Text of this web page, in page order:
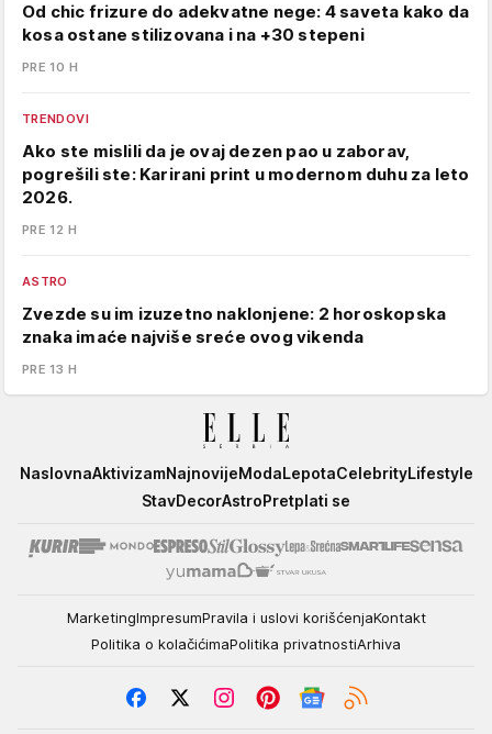
Od chic frizure do adekvatne nege: 4 saveta kako da
kosa ostane stilizovana i na +30 stepeni
PRE 10 H
TRENDOVI
Ako ste mislili da je ovaj dezen pao u zaborav,
pogrešili ste: Karirani print u modernom duhu za leto
2026.
PRE 12 H
ASTRO
Zvezde su im izuzetno naklonjene: 2 horoskopska
znaka imaće najviše sreće ovog vikenda
PRE 13 H
Elle
NaslovnaAktivizamNajnovijeModaLepotaCelebrityLifestyle
StavDecorAstroPretplati se
MarketingImpresumPravila i uslovi korišćenjaKontakt
Politika o kolačićimaPolitika privatnostiArhiva